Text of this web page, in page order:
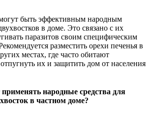
быть эффективным народным
в доме. Это связано с их
паразитов своим специфическим
разместить орехи печенья в
местах, где часто обитают
их и защитить дом от населения
применять народные средства для
в частном доме?